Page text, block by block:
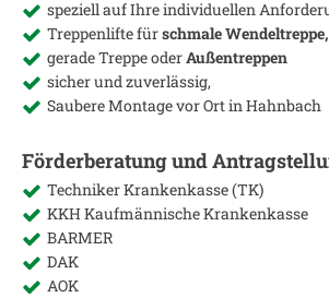
speziell auf Ihre individuellen
Treppenlifte fürschmale Wendeltreppe,
gerade Treppe oderAußentreppen
sicher und zuverlässig,
Saubere Montage vor Ort inHahnbach
Förderberatung und
Techniker Krankenkasse (TK)
KKH Kaufmännische Krankenkasse
BARMER
DAK
AOK